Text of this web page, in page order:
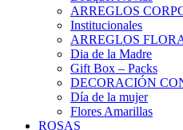
ARREGLOS
Institucionales
ARREGLOS
Dia de la Madre
Gift Box – Packs
DECORACIÓN
Día de la mujer
Flores Amarillas
ROSAS